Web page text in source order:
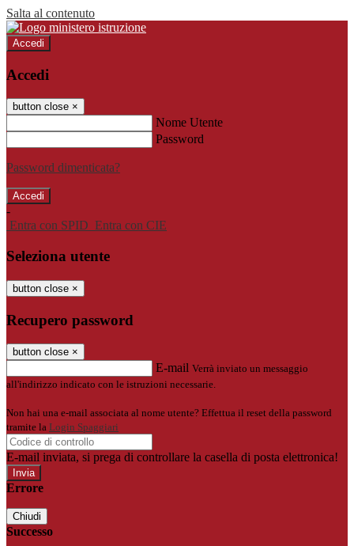
Salta al contenuto
Accedi
Accedi
button close ×
Nome Utente
Password
Password dimenticata?
-
Entra con SPID Entra con CIE
Seleziona utente
button close ×
Recupero password
button close ×
E-mail Verrà inviato un messaggio
all'indirizzo indicato con le istruzioni necessarie.
Non hai una e-mail associata al nome utente? Effettua il reset della password
tramite la Login Spaggiari
E-mail inviata, si prega di controllare la casella di posta elettronica!
Errore
Chiudi
Successo